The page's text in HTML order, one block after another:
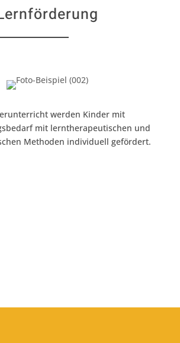
werden Kinder mit
mit lerntherapeutischen und
Methoden individuell gefördert.